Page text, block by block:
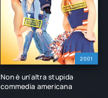
2001
Non è un'altra stupida
commedia americana